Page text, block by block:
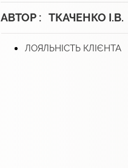
АВТОР : ТКАЧЕНКО І.В.
ЛОЯЛЬНІСТЬ КЛІЄНТА